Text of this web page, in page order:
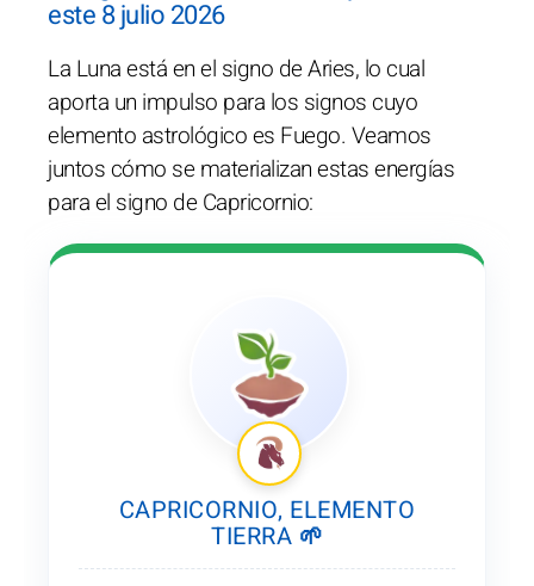
este 8 julio 2026
La Luna está en el signo de Aries, lo cual
aporta un impulso para los signos cuyo
elemento astrológico es Fuego. Veamos
juntos cómo se materializan estas energías
para el signo de Capricornio:
CAPRICORNIO, ELEMENTO
TIERRA 🌱